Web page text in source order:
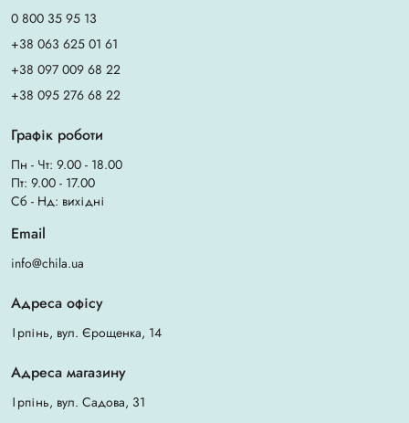
0 800 35 95 13
+38 063 625 01 61
+38 097 009 68 22
+38 095 276 68 22
Графік роботи
Пн - Чт: 9.00 - 18.00
Пт: 9.00 - 17.00
Сб - Нд: вихідні
Email
info@chila.ua
Адреса офісу
Ірпінь, вул. Єрощенка, 14
Адреса магазину
Ірпінь, вул. Садова, 31